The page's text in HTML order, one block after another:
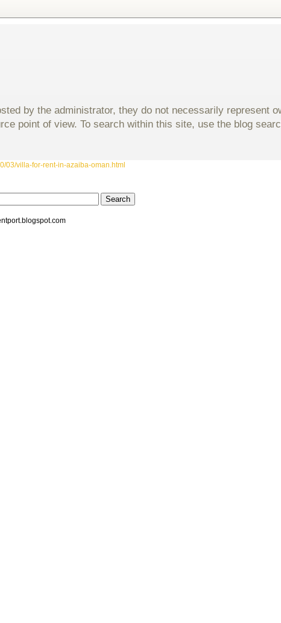
by the administrator, they do not necessarily represent
point of view. To search within this site, use the blog
03/villa-for-rent-in-azaiba-oman.html